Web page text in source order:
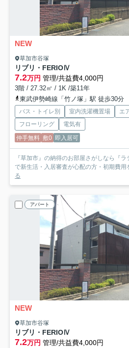
NEW
草加市谷塚
リブリ・FERIOⅣ
7.2万円 管理/共益費4,000円
3階 / 27.32㎡ / 1K /築11年
東武伊勢崎線「竹ノ塚」駅 徒歩30分
バス・トイレ別 室内洗濯機置場 エ
フローリング
電気有
仲手無料 敷0 即入居可
『草加市』の納得のお部屋さがしなら『
で新生活・入居審査が心配の方・初期費用
る
アパート
NEW
草加市谷塚
リブリ・FERIOⅣ
7.2万円 管理/共益費4,000円